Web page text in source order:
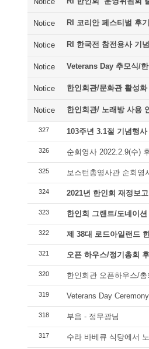
Notice RI 코리안 페스티벌 후기
Notice RI 한국전 참전용사 기
Notice Veterans Day 추모식/
Notice 한인회관/문화관 활성화
Notice 한인회관/ 노래방 사용
327 103주년 3.1절 기념행
326 순회영사 2022.2.9(수)
325 보스턴총영사관 순회영
324 2021년 한인회 재정보고
323 한인회 그랜트/도네이션
322 제 38대 로드아일랜드
321 오픈 하우스/정기총회
320 한인회관 오픈하우스/총
319 Veterans Day
318 부음 - 정무광님
317 수라 바베큐 식당에서